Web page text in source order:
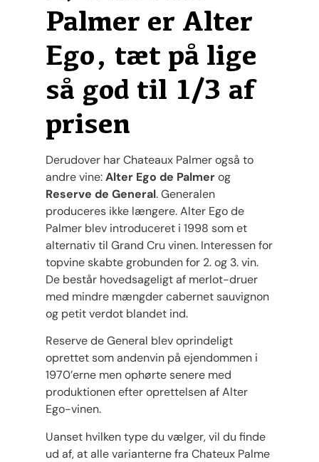
Palmer er Alter
Ego, tæt på lige
så god til 1/3 af
prisen
Derudover har Chateaux Palmer også to
andre vine:Alter Ego de Palmerog
Reserve de General. Generalen
produceres ikke længere. Alter Ego de
Palmer blev introduceret i 1998 som et
alternativ til Grand Cru vinen. Interessen for
topvine skabte grobunden for 2. og 3. vin.
De består hovedsageligt af merlot-druer
med mindre mængder cabernet sauvignon
og petit verdot blandet ind.
Reserve de General blev oprindeligt
oprettet som andenvin på ejendommen i
1970’erne men ophørte senere med
produktionen efter oprettelsen af Alter
Ego-vinen.
Uanset hvilken type du vælger, vil du finde
ud af, at alle varianterne fra Chateux Palme